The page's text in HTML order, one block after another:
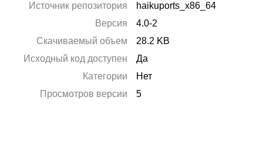
Источник репозитория
haikuports_x86_64
Версия
4.0-2
Скачиваемый объем
28.2 KB
Исходный код доступен
Да
Категории
Нет
Просмотров версии
5